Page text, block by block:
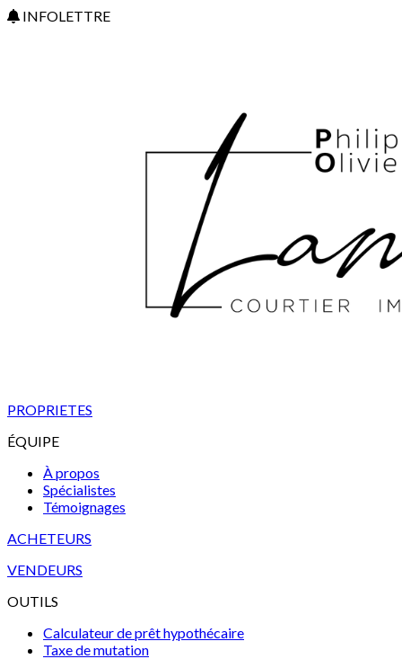
INFOLETTRE
PROPRIETES
ÉQUIPE
À propos
Spécialistes
Témoignages
ACHETEURS
VENDEURS
OUTILS
Calculateur de prêt hypothécaire
Taxe de mutation